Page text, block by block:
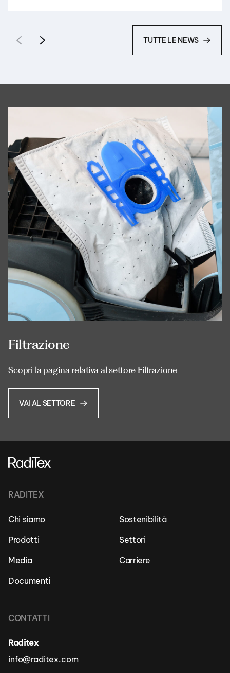
TUTTE LE NEWS
Filtrazione
Scopri la pagina relativa al settore Filtrazione
VAI AL SETTORE
RADITEX
Chi siamo
Sostenibilità
Prodotti
Settori
Media
Carriere
Documenti
CONTATTI
Raditex
info@raditex.com